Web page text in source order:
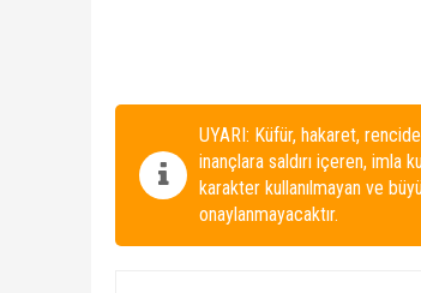
UYARI: Küfür, hakaret,
inançlara saldırı içeren, imla
karakter kullanılmayan ve
onaylanmayacaktır.